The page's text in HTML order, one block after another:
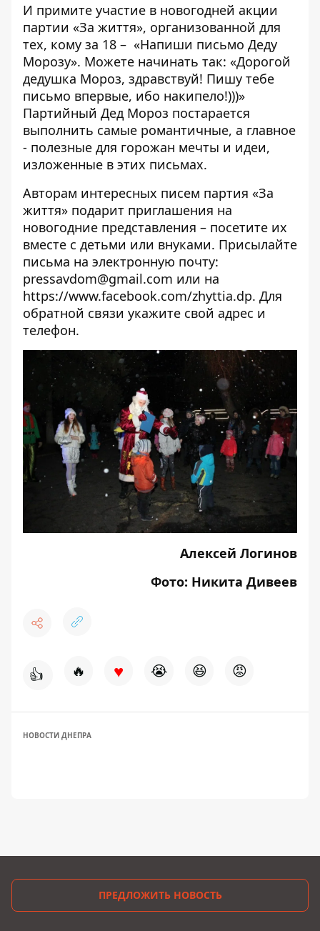
И примите участие в новогодней акции
партии «За життя», организованной для
тех, кому за 18 – «Напиши письмо Деду
Морозу». Можете начинать так: «Дорогой
дедушка Мороз, здравствуй! Пишу тебе
письмо впервые, ибо накипело!)))»
Партийный Дед Мороз постарается
выполнить самые романтичные, а главное
- полезные для горожан мечты и идеи,
изложенные в этих письмах.
Авторам интересных писем партия «За
життя» подарит приглашения на
новогодние представления – посетите их
вместе с детьми или внуками. Присылайте
письма на электронную почту:
pressavdom@gmail.com или на
https://www.facebook.com/zhyttia.dp. Для
обратной связи укажите свой адрес и
телефон.
Алексей Логинов
Фото: Никита Дивеев
👍 🔥 ♥ 😭 😆 😡
НОВОСТИ ДНЕПРА
ПРЕДЛОЖИТЬ НОВОСТЬ